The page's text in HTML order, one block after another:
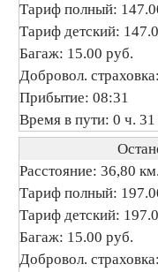
Тариф полный:
Тариф детский:
Багаж: 15.00 руб.
Добровол.
Прибытие: 08:31
Время в пути: 0 ч.
Расстояние: 36,80 км.
Тариф полный:
Тариф детский:
Багаж: 15.00 руб.
Добровол.